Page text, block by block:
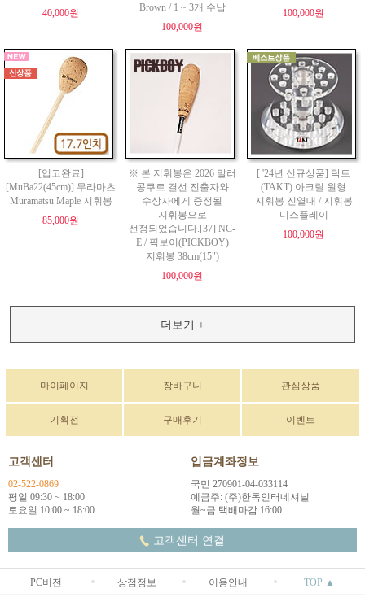
40,000원
Brown / 1 ~ 3개 수납
100,000원
100,000원
[입고완료]
[MuBa22(45cm)] 무라마츠
Muramatsu Maple 지휘봉
85,000원
※ 본 지휘봉은 2026 말러
콩쿠르 결선 진출자와
수상자에게 증정될
지휘봉으로
선정되었습니다.[37] NC-
E / 픽보이(PICKBOY)
지휘봉 38cm(15")
100,000원
[ '24년 신규상품] 탁트
(TAKT) 아크릴 원형
지휘봉 진열대 / 지휘봉
디스플레이
100,000원
더보기 +
마이페이지 장바구니 관심상품
기획전 구매후기 이벤트
고객센터
02-522-0869
평일 09:30 ~ 18:00
토요일 10:00 ~ 18:00
입금계좌정보
국민 270901-04-033114
예금주: (주)한독인터네셔널
월~금 택배마감 16:00
고객센터 연결
PC버전 상점정보 이용안내 TOP ▲